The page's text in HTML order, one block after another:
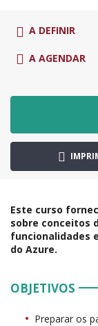
A DEFINIR
A AGENDAR
Este curso
sobre conceitos
funcionalidades
do Azure.
OBJETIVOS
Preparar os